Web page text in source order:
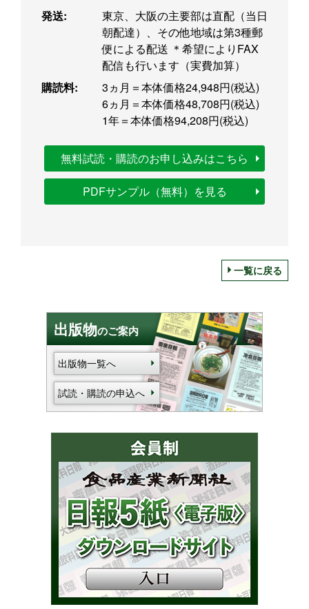
発送:
東京、大阪の主要部は直配（当日
朝配達）、その他地域は第3種郵
便による配送 ＊希望によりFAX
配信も行います（実費加算）
購読料:
3ヵ月＝本体価格24,948円(税込)
6ヵ月＝本体価格48,708円(税込)
1年＝本体価格94,208円(税込)
無料試読・購読のお申し込みはこちら
PDFサンプル（無料）を見る
一覧に戻る
出版物のご案内
出版物一覧へ
試読・購読の申込へ